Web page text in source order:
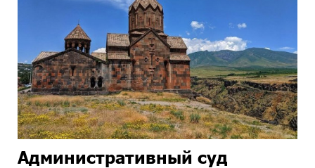
Административный суд